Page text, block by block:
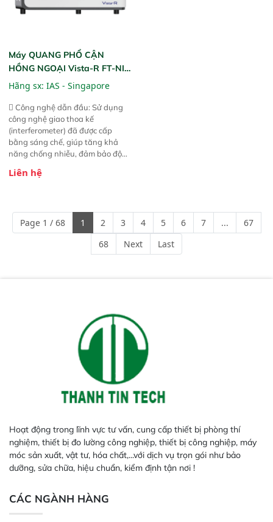
Máy QUANG PHỔ CẬN
HỒNG NGOẠI Vista-R FT-NIR
(Vista-R FT-NIR Analyzer)
Hãng sx: IAS - Singapore
 Công nghệ dẫn đầu: Sử dụng
công nghệ giao thoa kế
(interferometer) đã được cấp
bằng sáng chế, giúp tăng khả
năng chống nhiễu, đảm bảo độ
Phạm vi ứng dụng rộng: Đáp ứng
ngành công nghiệp khác nhau. 
Độ nhạy cao: Trang bị đầu dò
InGaAs độ nhạy cao, cung cấp
phản hồi phổ tuyến tính đầy đủ,
đảm bảo độ chính xác và khả
Liên hệ
Page 1 / 68 1 2 3 4 5 6 7 ...
67
68
Next Last
Hoạt động trong lĩnh vực tư vấn, cung cấp thiết bị phòng thí
nghiệm, thiết bị đo lường công nghiệp, thiết bị công nghiệp, máy
móc sản xuất, vật tư, hóa chất,...với dịch vụ trọn gói như bảo
dưỡng, sửa chữa, hiệu chuẩn, kiểm định tận nơi !
CÁC NGÀNH HÀNG